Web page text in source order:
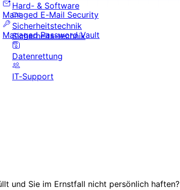
Managed E-Mail Security
Managed Password Vault
Hard- & Software
Sicherheitstechnik
Sicherheits-technik
Datenrettung
IT-Support
und Sie im Ernstfall nicht persönlich haften?